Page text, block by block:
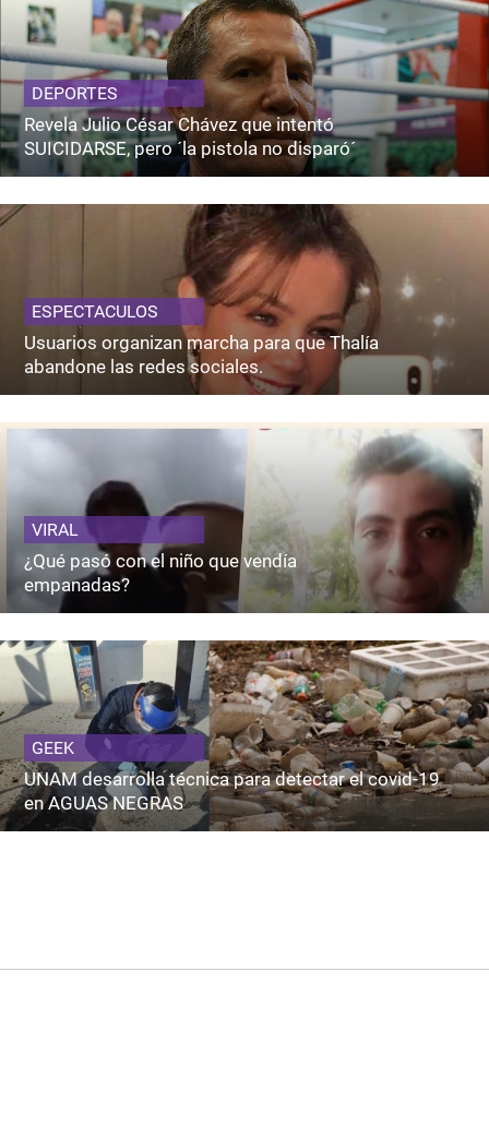
DEPORTES
Revela Julio César Chávez que intentó
SUICIDARSE, pero ´la pistola no disparó´
ESPECTACULOS
Usuarios organizan marcha para que Thalía
abandone las redes sociales.
VIRAL
¿Qué pasó con el niño que vendía
empanadas?
GEEK
UNAM desarrolla técnica para detectar el covid-19
en AGUAS NEGRAS